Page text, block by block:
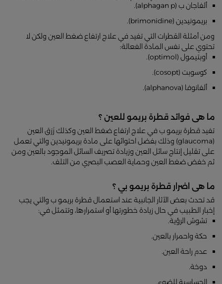
ألفاجان ب (alphagan p).
بريمونيدين (brimonidine).
ومن أمثلة القطرات التي تفيد في علاج ارتفاع ضغط العين ولكن لا
تحتوي على نفس المادة الفعالة:
أوبتيمول (optimol).
كوسوبت (cosopt).
ألفانوفا (alphanova).
ما هى فوائد قطرة بريمو للعين ؟
تفيد قطرة بريمو ب في علاج ارتفاع ضغط العين وكذلك زَرَق العين
(glaucoma) وذلك بفضل احتوائها على مادة بريمونيدين والتي تعمل
على تقليل إنتاج سائل العين وزيادة تصريف السائل الموجود بالعين ومن
ثم خفض ضغط العين وحماية العصب البصري من التلف.
ما هى اضرار قطرة بريمو بي ؟
قد تحدث بعض الآثار الجانبية عند استعمال قطرة بريمو ب والتي يجب
إخبار الطبيب في حال زيادة خطورتها أو استمرارها، وتتمثل في:
تشوش الرؤية.
حكة واحمرار بالعين.
عدم راحة العين.
دوخة.
الحساسية للضوء.